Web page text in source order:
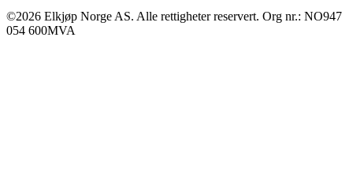
©2026 Elkjøp Norge AS. Alle rettigheter reservert. Org nr.: NO947
054 600MVA